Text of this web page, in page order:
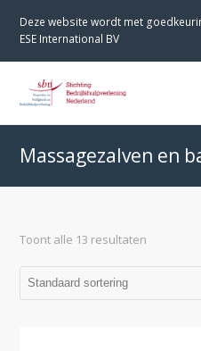
Deze website wordt met
ESE International BV
Massagezalven en
Toont alle 13 resultaten